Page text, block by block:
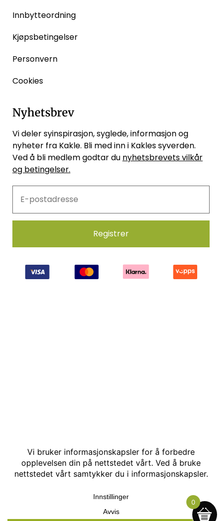
Innbytteordning
Kjøpsbetingelser
Personvern
Cookies
Nyhetsbrev
Vi deler syinspirasjon, syglede, informasjon og
nyheter fra Kakle. Bli med inn i Kakles syverden.
Ved å bli medlem godtar du nyhetsbrevets vilkår
og betingelser.
Hjemmesidehelten
0